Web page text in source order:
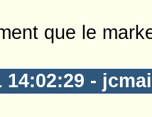
que le
14:02:29 -